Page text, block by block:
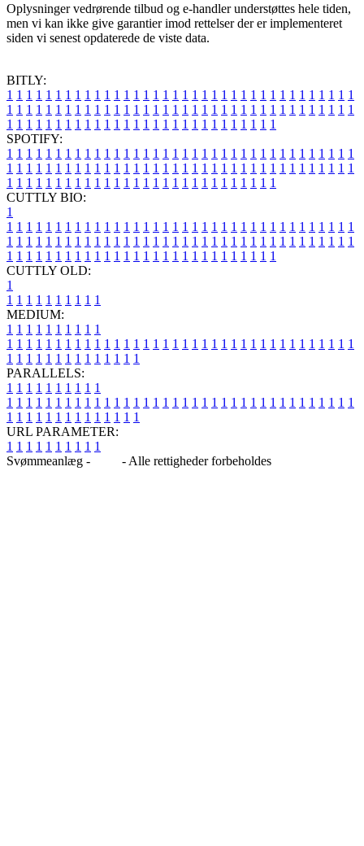
Oplysninger vedrørende tilbud og e-handler understøttes hele tiden,
men vi kan ikke give garantier imod rettelser der er implementeret
siden vi senest opdaterede de viste data.
BITLY:
1 1 1 1 1 1 1 1 1 1 1 1 1 1 1 1 1 1 1 1 1 1 1 1 1 1 1 1 1 1 1 1 1 1 1 1
1 1 1 1 1 1 1 1 1 1 1 1 1 1 1 1 1 1 1 1 1 1 1 1 1 1 1 1 1 1 1 1 1 1 1 1
1 1 1 1 1 1 1 1 1 1 1 1 1 1 1 1 1 1 1 1 1 1 1 1 1 1 1 1
SPOTIFY:
1 1 1 1 1 1 1 1 1 1 1 1 1 1 1 1 1 1 1 1 1 1 1 1 1 1 1 1 1 1 1 1 1 1 1 1
1 1 1 1 1 1 1 1 1 1 1 1 1 1 1 1 1 1 1 1 1 1 1 1 1 1 1 1 1 1 1 1 1 1 1 1
1 1 1 1 1 1 1 1 1 1 1 1 1 1 1 1 1 1 1 1 1 1 1 1 1 1 1 1
CUTTLY BIO:
1
1 1 1 1 1 1 1 1 1 1 1 1 1 1 1 1 1 1 1 1 1 1 1 1 1 1 1 1 1 1 1 1 1 1 1 1
1 1 1 1 1 1 1 1 1 1 1 1 1 1 1 1 1 1 1 1 1 1 1 1 1 1 1 1 1 1 1 1 1 1 1 1
1 1 1 1 1 1 1 1 1 1 1 1 1 1 1 1 1 1 1 1 1 1 1 1 1 1 1 1
CUTTLY OLD:
1
1 1 1 1 1 1 1 1 1 1
MEDIUM:
1 1 1 1 1 1 1 1 1 1
1 1 1 1 1 1 1 1 1 1 1 1 1 1 1 1 1 1 1 1 1 1 1 1 1 1 1 1 1 1 1 1 1 1 1 1
1 1 1 1 1 1 1 1 1 1 1 1 1 1
PARALLELS:
1 1 1 1 1 1 1 1 1 1
1 1 1 1 1 1 1 1 1 1 1 1 1 1 1 1 1 1 1 1 1 1 1 1 1 1 1 1 1 1 1 1 1 1 1 1
1 1 1 1 1 1 1 1 1 1 1 1 1 1
URL PARAMETER:
1 1 1 1 1 1 1 1 1 1
Svømmeanlæg -
- Alle rettigheder forbeholdes